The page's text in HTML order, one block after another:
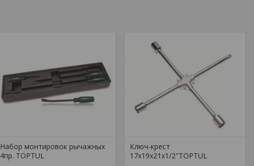
Набор монтировок рычажных
4пр. TOPTUL
Ключ-крест
17x19x21x1/2"TOPTUL